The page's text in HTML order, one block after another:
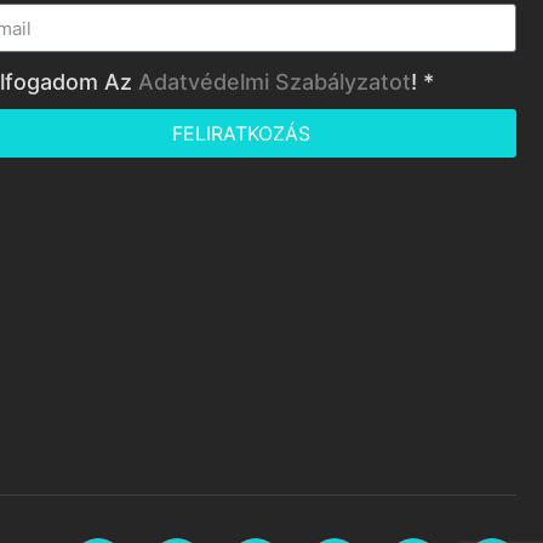
Az Adatvédelmi Szabályzatot! *
FELIRATKOZÁS